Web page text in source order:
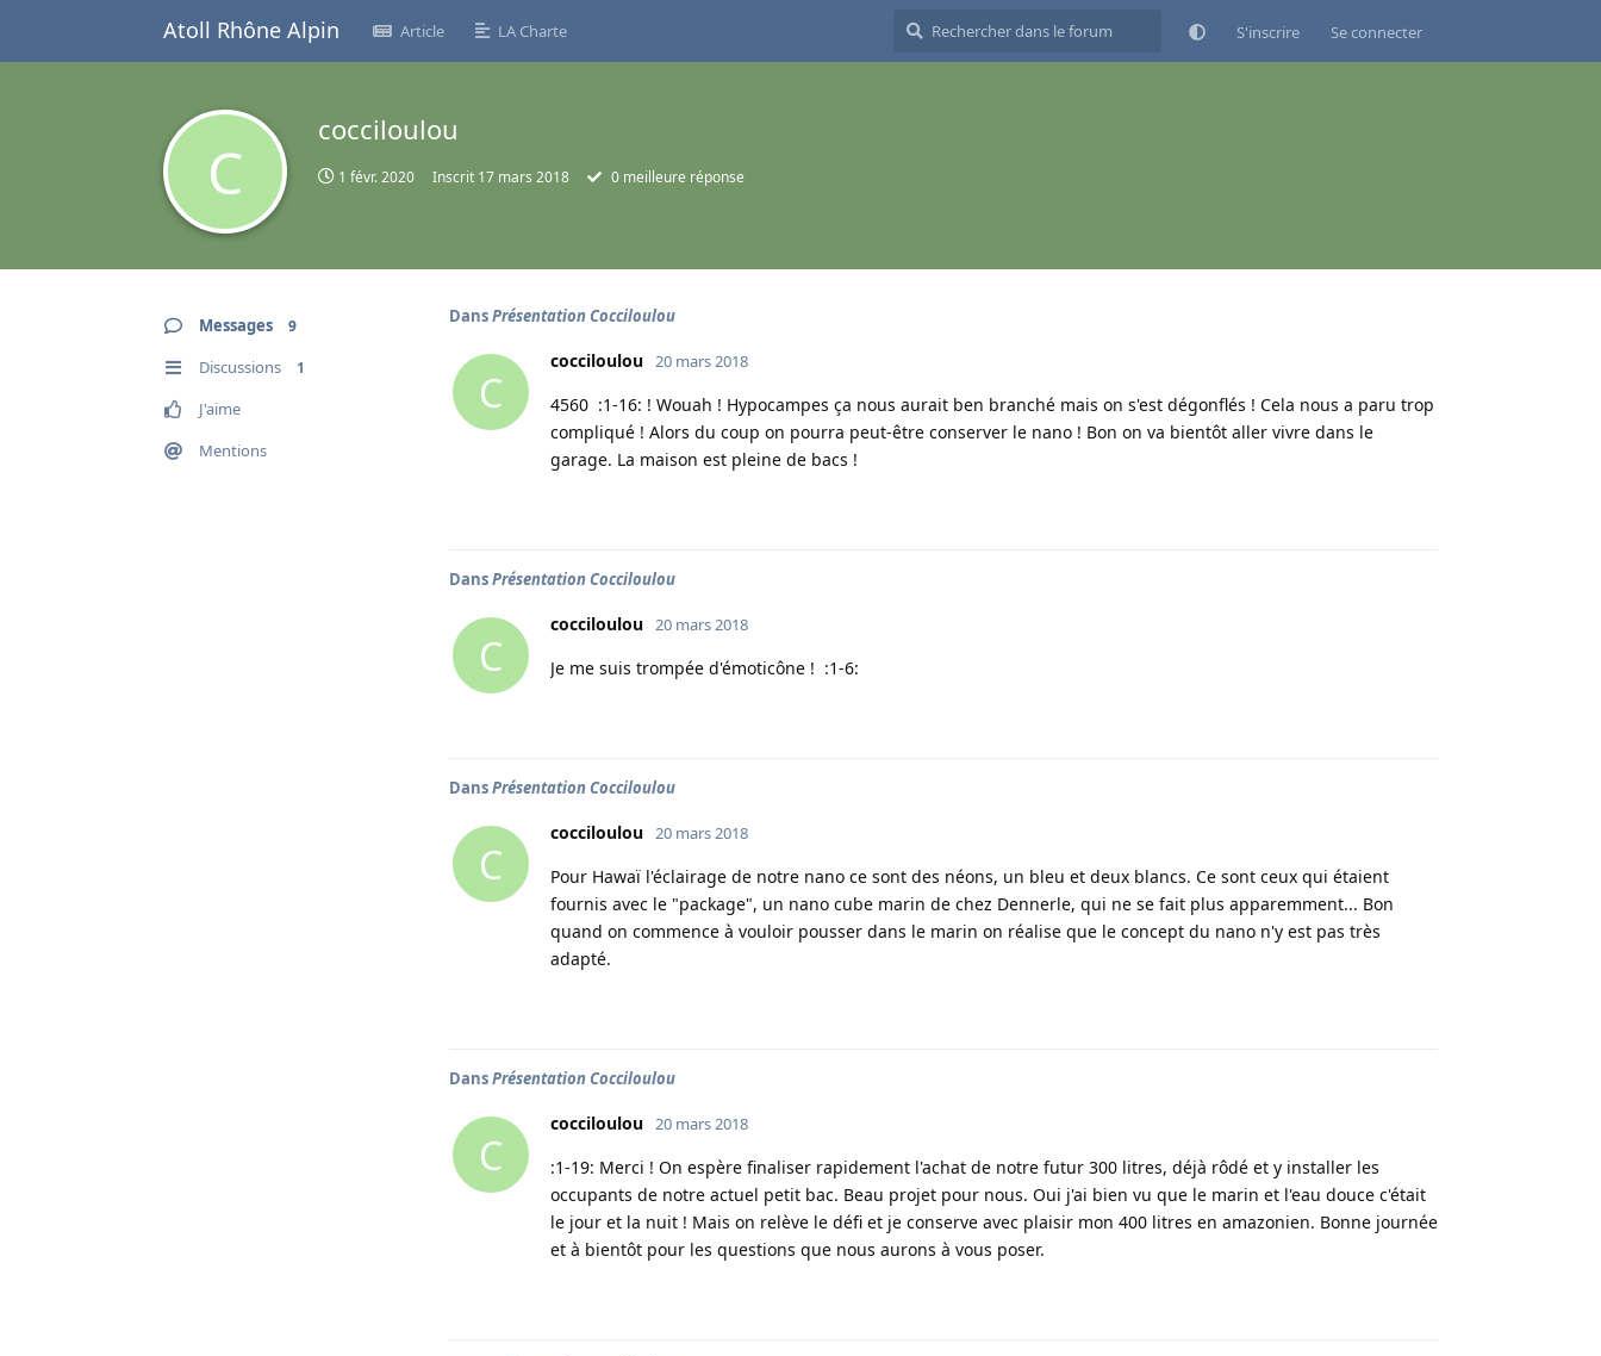
Atoll Rhône Alpin Article LA Charte S'inscrire Se connecter
C
cocciloulou
1 févr. 2020 Inscrit 17 mars 2018 0 meilleure réponse
Messages 9
Discussions 1
J'aime
Mentions
DansPrésentation Cocciloulou
C
cocciloulou 20 mars 2018
4560 :1-16: ! Wouah ! Hypocampes ça nous aurait ben branché mais on s'est dégonflés ! Cela nous a paru trop
compliqué ! Alors du coup on pourra peut-être conserver le nano ! Bon on va bientôt aller vivre dans le
garage. La maison est pleine de bacs !
DansPrésentation Cocciloulou
C
cocciloulou 20 mars 2018
Je me suis trompée d'émoticône ! :1-6:
DansPrésentation Cocciloulou
C
cocciloulou 20 mars 2018
Pour Hawaï l'éclairage de notre nano ce sont des néons, un bleu et deux blancs. Ce sont ceux qui étaient
fournis avec le "package", un nano cube marin de chez Dennerle, qui ne se fait plus apparemment... Bon
quand on commence à vouloir pousser dans le marin on réalise que le concept du nano n'y est pas très
adapté.
DansPrésentation Cocciloulou
C
cocciloulou 20 mars 2018
:1-19: Merci ! On espère finaliser rapidement l'achat de notre futur 300 litres, déjà rôdé et y installer les
occupants de notre actuel petit bac. Beau projet pour nous. Oui j'ai bien vu que le marin et l'eau douce c'était
le jour et la nuit ! Mais on relève le défi et je conserve avec plaisir mon 400 litres en amazonien. Bonne journée
et à bientôt pour les questions que nous aurons à vous poser.